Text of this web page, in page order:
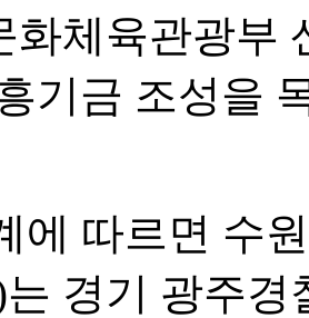
화체육관광부
기금 조성을
에 따르면 수
경기 광주